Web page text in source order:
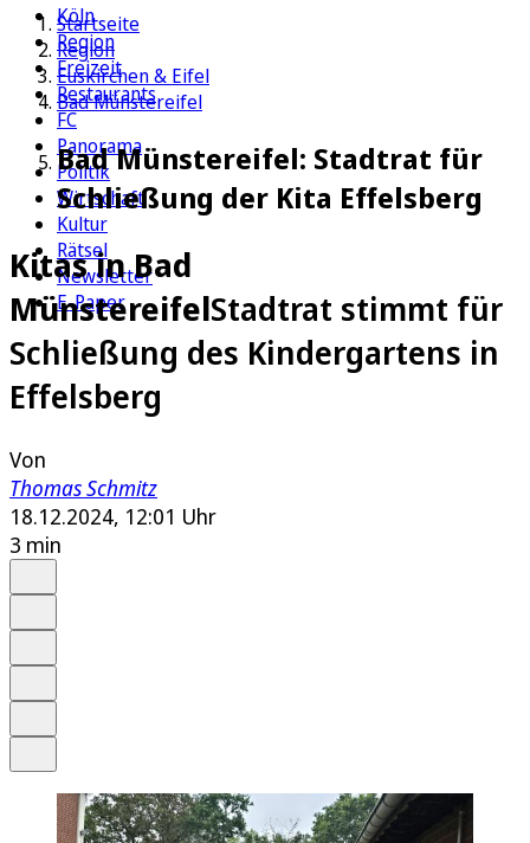
Köln
Region
Freizeit
Restaurants
FC
Panorama
Politik
Wirtschaft
Kultur
Rätsel
Newsletter
E-Paper
Startseite
Region
Euskirchen & Eifel
Bad Münstereifel
Bad Münstereifel: Stadtrat für
Schließung der Kita Effelsberg
Kitas in Bad
MünstereifelStadtrat stimmt für
Schließung des Kindergartens in
Effelsberg
Von
Thomas Schmitz
18.12.2024, 12:01 Uhr
3 min